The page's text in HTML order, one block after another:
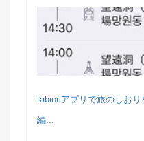
tabioriアプリで旅のしお
編...